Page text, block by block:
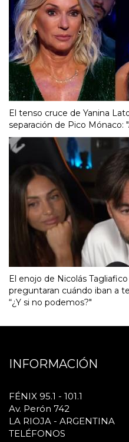
El tenso cruce de Yanina
separación de Pico Mónaco:
El enojo de Nicolás
preguntaran cuándo iban a
“¿Y si no podemos?"
INFORMACIÓN
FÉNIX 95.1 - 101.1
Av. Perón 742
LA RIOJA - ARGENTINA
TELÉFONOS